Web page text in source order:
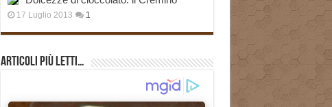
17 Luglio 2013 1
Articoli più Letti…